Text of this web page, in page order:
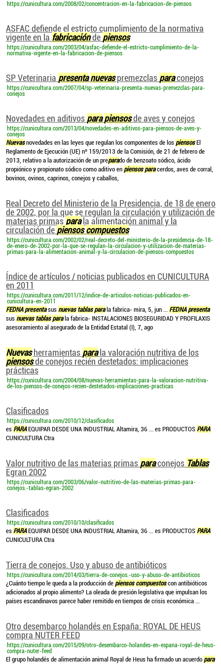
https://cunicultura.com/2008/02/concentracion-en-la-fabricacion-de-piensos
ASFAC defiende el estricto cumplimiento de la normativa
vigente en la fabricaciónde piensos
https://cunicultura.com/2003/04/asfac-defiende-el-estricto-cumplimiento-de-la-
normativa-vigente-en-la-fabricacion-de-piensos
SP Veterinaria presenta nuevaspremezclas paraconejos
https://cunicultura.com/2007/04/sp-veterinaria-presenta-nuevas-premezclas-para-
conejos
Novedades en aditivos para piensosde aves y conejos
https://cunicultura.com/2013/04/novedades-en-aditivos-para-piensos-de-aves-y-
conejos
Nuevasnovedades en las leyes que regulan los componentes de los piensosEl
Reglamento de Ejecución (UE) nº 159/2013 de la Comisión, de 21 de febrero de
2013, relativo a la autorización de un preparado de benzoato sódico, ácido
propiónico y propionato sódico como aditivo en piensos paracerdos, aves de corral,
bovinos, ovinos, caprinos, conejos y caballos,
Real Decreto del Ministerio de la Presidencia, de 18 de enero
de 2002, por la que se regulan la circulación y utilización de
materias primas parala alimentación animal y la
circulación de piensos compuestos
https://cunicultura.com/2002/02/real-decreto-del-ministerio-de-la-presidencia-de-18-
de-enero-de-2002-por-la-que-se-regulan-la-circulacion-y-utilizacion-de-materias-
primas-para-la-alimentacion-animal-y-la-circulacion-de-piensos-compuestos
Índice de artículos / noticias publicados en CUNICULTURA
en 2011
https://cunicultura.com/2011/12/indice-de-articulos-noticias-publicados-en-
cunicultura-en-2011
FEDNA presentasus nuevas tablas parala fabrica- mira, 5, jun ... FEDNA presenta
sus nuevas tablas parala fabrica- INSTALACIONES BIOSEGURIDAD Y PROFILAXIS
asesoramiento al asegurado de la Entidad Estatal (I), 7, ago
Nuevasherramientas parala valoración nutritiva de los
piensosde conejos recién destetados: implicaciones
prácticas
https://cunicultura.com/2004/08/nuevas-herramientas-para-la-valoracion-nutritiva-
de-los-piensos-de-conejos-recien-destetados-implicaciones-practicas
Clasificados
https://cunicultura.com/2010/12/clasificados
es PARAEQUIPAR DESDE UNA INDUSTRIAL Altamira, 36 ... es PRODUCTOS PARA
CUNICULTURA Ctra
Valor nutritivo de las materias primas paraconejos Tablas
Egran 2002
https://cunicultura.com/2003/06/valor-nutritivo-de-las-materias-primas-para-
conejos.-tablas-egran-2002
Clasificados
https://cunicultura.com/2010/10/clasificados
es PARAEQUIPAR DESDE UNA INDUSTRIAL Altamira, 36 ... es PRODUCTOS PARA
CUNICULTURA Ctra
Tierra de conejos. Uso y abuso de antibióticos
https://cunicultura.com/2014/03/tierra-de-conejos.-uso-y-abuso-de-antibioticos
¿Cuánto tiempo le queda a la producción de piensos compuestoscon antibióticos
adicionados al propio alimento? La oleada de presión legislativa que impulsan los
países escandinavos parece haber remitido en tiempos de crisis económica ...
Otro desembarco holandés en España: ROYAL DE HEUS
compra NUTER FEED
https://cunicultura.com/2015/09/otro-desembarco-holandes-en-espana-royal-de-heus-
compra-nuter-feed
El grupo holandés de alimentación animal Royal de Heus ha firmado un acuerdo para